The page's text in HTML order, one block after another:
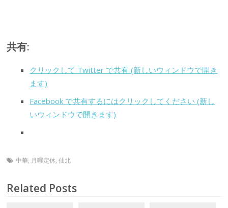
共有:
クリックして Twitter で共有 (新しいウィンドウで開き
ます)
Facebook で共有するにはクリックしてください (新し
いウィンドウで開きます)
中華, 月曜定休,仙北
Related Posts